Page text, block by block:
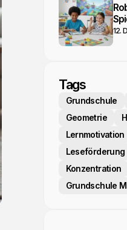
12.
Tags
Grundschule
Geometrie
Lernmotivation
Leseförderung
Konzentration
Grundschule